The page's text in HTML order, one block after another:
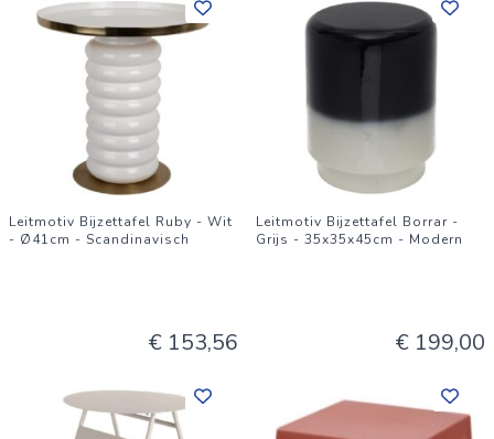
Leitmotiv Bijzettafel Ruby - Wit
- Ø41cm - Scandinavisch
€ 153,56
Leitmotiv Bijzettafel Borrar -
Grijs - 35x35x45cm - Modern
€ 199,00